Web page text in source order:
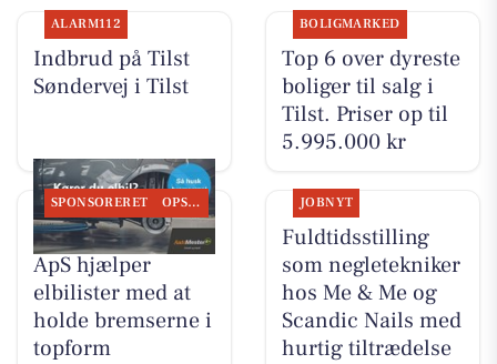
ALARM112
Indbrud på Tilst
Søndervej i Tilst
BOLIGMARKED
Top 6 over dyreste
boliger til salg i
Tilst. Priser op til
5.995.000 kr
SPONSORERET OPSLAGSTAVLEN
Tilst Auto Aarhus
ApS hjælper
elbilister med at
holde bremserne i
topform
JOBNYT
Fuldtidsstilling
som negletekniker
hos Me & Me og
Scandic Nails med
hurtig tiltrædelse